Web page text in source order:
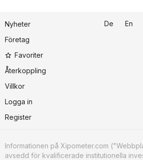
Nyheter
Företag
Favoriter
Återkoppling
Villkor
Logga in
Register
De En
Informationen på Xipometer.com
avsedd för kvalificerade institutionella